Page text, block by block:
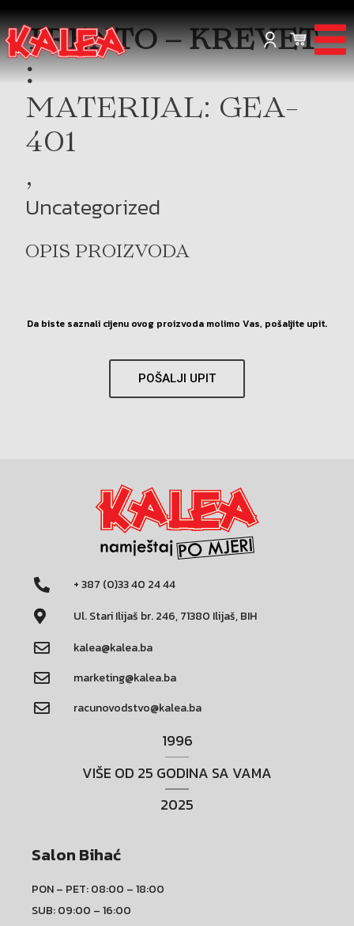
TRENTO – KREVET
:
MATERIJAL: GEA-
401
,
Uncategorized
OPIS PROIZVODA
Da biste saznali cijenu ovog proizvoda molimo Vas, pošaljite upit.
POŠALJI UPIT
+ 387 (0)33 40 24 44
Ul. Stari Ilijaš br. 246, 71380 Ilijaš, BIH
kalea@kalea.ba
marketing@kalea.ba
racunovodstvo@kalea.ba
1996
VIŠE OD 25 GODINA SA VAMA
2025
Salon Bihać
PON – PET: 08:00 – 18:00
SUB: 09:00 – 16:00